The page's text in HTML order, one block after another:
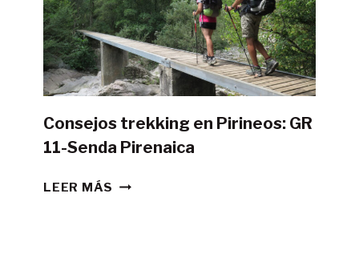
TIENDA
DE
CAMPAÑA?
Consejos trekking en Pirineos: GR
11-Senda Pirenaica
LEER MÁS CONSEJOS